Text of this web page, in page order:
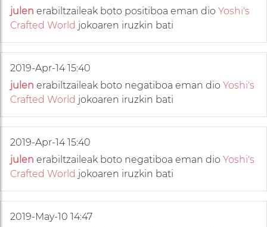
julen erabiltzaileak boto positiboa eman dio Yoshi's
Crafted World jokoaren iruzkin bati
2019-Apr-14 15:40
julen erabiltzaileak boto negatiboa eman dio Yoshi's
Crafted World jokoaren iruzkin bati
2019-Apr-14 15:40
julen erabiltzaileak boto negatiboa eman dio Yoshi's
Crafted World jokoaren iruzkin bati
2019-May-10 14:47